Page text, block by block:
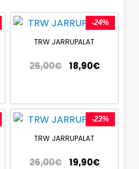
-24%
TRW JARRUPALAT
25,00€ 18,90€
-23%
TRW JARRUPALAT
26,00€ 19,90€